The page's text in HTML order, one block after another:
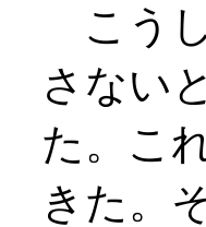
こう
さない
た。こ
きた。